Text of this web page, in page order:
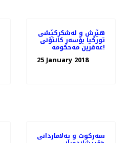
هێرش و لەشکرکێشی
تورکیا بۆسەر کانتۆنی
عەفرین مەحکومە!
25 January 2018
سەرکوت و پەلاماردانی